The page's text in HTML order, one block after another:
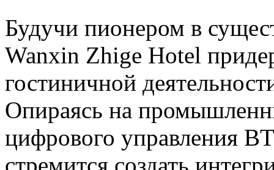
Будучи пионером в
Wanxin Zhige Hotel
гостиничной
Опираясь на
цифрового управления
стремится создать